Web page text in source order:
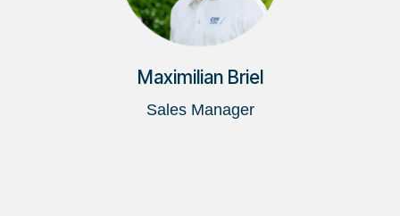
Maximilian Briel
Sales Manager